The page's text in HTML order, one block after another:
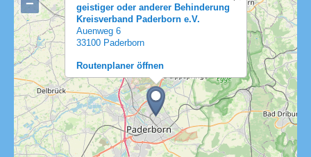
geistiger oder anderer Behinderung
Kreisverband Paderborn e.V.
Auenweg 6
33100 Paderborn
Routenplaner öffnen
−